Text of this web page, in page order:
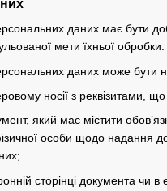
даних має бути
мети їхньої обробки.
даних може бути
носії з реквізитами,
який має містити
особи щодо надання
сторінці документа